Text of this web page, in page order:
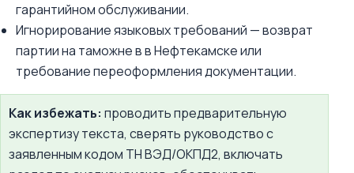
гарантийном обслуживании.
Игнорирование языковых требований — возврат
партии на таможне в в Нефтекамске или
требование переоформления документации.
Как избежать: проводить предварительную
экспертизу текста, сверять руководство с
заявленным кодом ТН ВЭД/ОКПД2, включать